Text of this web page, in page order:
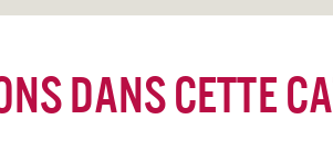
dans cette